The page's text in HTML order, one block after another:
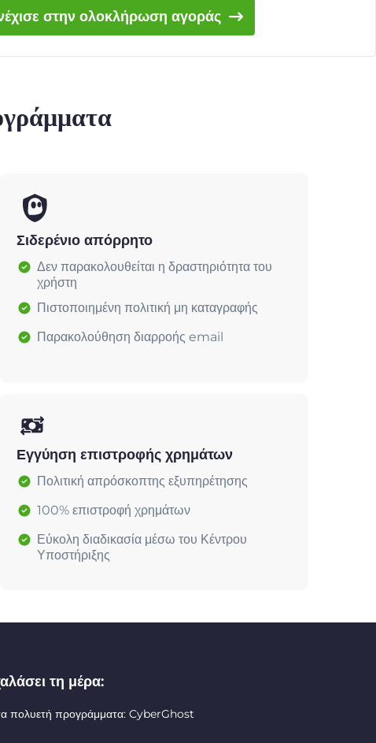
στην ολοκλήρωση αγοράς
Σιδερένιο απόρρητο
Δεν παρακολουθείται η δραστηριότητα του
χρήστη
Πιστοποιημένη πολιτική μη καταγραφής
Παρακολούθηση διαρροής email
Εγγύηση επιστροφής χρημάτων
Πολιτική απρόσκοπτης εξυπηρέτησης
100% επιστροφή χρημάτων
Εύκολη διαδικασία μέσω του Κέντρου
Υποστήριξης
τη μέρα:
πολυετή προγράμματα: CyberGhost